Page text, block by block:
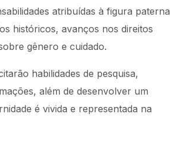
atribuídas à figura paterna
históricos, avanços nos direitos
gênero e cuidado.
habilidades de pesquisa,
além de desenvolver um
é vivida e representada na